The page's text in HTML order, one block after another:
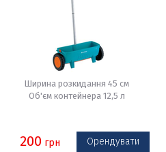
Ширина розкидання 45 см
Об'єм контейнера 12,5 л
200 грн Орендувати